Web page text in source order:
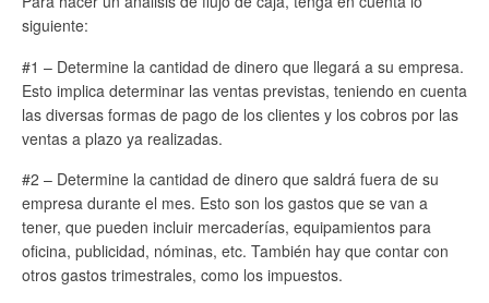
siguiente:
#1 – Determine la cantidad de dinero que llegará a su empresa.
Esto implica determinar las ventas previstas, teniendo en cuenta
las diversas formas de pago de los clientes y los cobros por las
ventas a plazo ya realizadas.
#2 – Determine la cantidad de dinero que saldrá fuera de su
empresa durante el mes. Esto son los gastos que se van a
tener, que pueden incluir mercaderías, equipamientos para
oficina, publicidad, nóminas, etc. También hay que contar con
otros gastos trimestrales, como los impuestos.